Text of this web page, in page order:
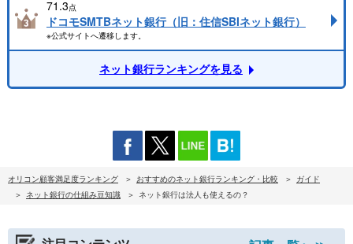
71.3点
ドコモSMTBネット銀行（旧：住信SBIネット銀行）
※公式サイトへ遷移します。
ネット銀行ランキングを見る
オリコン顧客満足度ランキング おすすめのネット銀行ランキング・比較
ガイド
ネット銀行の仕組み豆知識
ネット銀行は法人も使えるの？